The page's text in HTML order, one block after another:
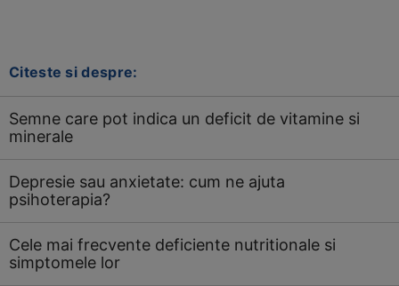
Citeste si despre:
Semne care pot indica un deficit de vitamine si
minerale
Depresie sau anxietate: cum ne ajuta
psihoterapia?
Cele mai frecvente deficiente nutritionale si
simptomele lor